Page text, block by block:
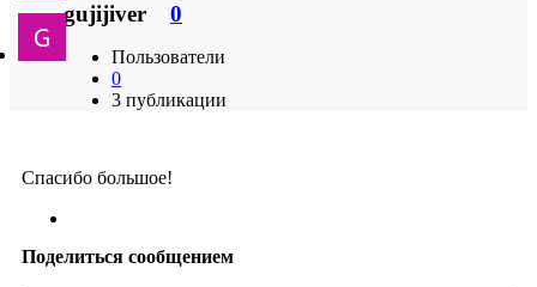
gujijiver 0
Пользователи
0
3 публикации
Спасибо большое!
Поделиться сообщением